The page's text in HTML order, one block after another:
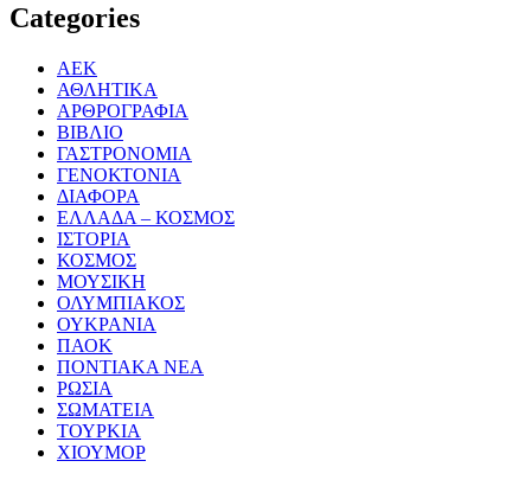
Categories
ΑΕΚ
ΑΘΛΗΤΙΚΑ
ΑΡΘΡΟΓΡΑΦΙΑ
ΒΙΒΛΙΟ
ΓΑΣΤΡΟΝΟΜΙΑ
ΓΕΝΟΚΤΟΝΙΑ
ΔΙΑΦΟΡΑ
ΕΛΛΑΔΑ – ΚΟΣΜΟΣ
ΙΣΤΟΡΙΑ
ΚΟΣΜΟΣ
ΜΟΥΣΙΚΗ
ΟΛΥΜΠΙΑΚΟΣ
ΟΥΚΡΑΝΙΑ
ΠΑΟΚ
ΠΟΝΤΙΑΚΑ ΝΕΑ
ΡΩΣΙΑ
ΣΩΜΑΤΕΙΑ
ΤΟΥΡΚΙΑ
ΧΙΟΥΜΟΡ